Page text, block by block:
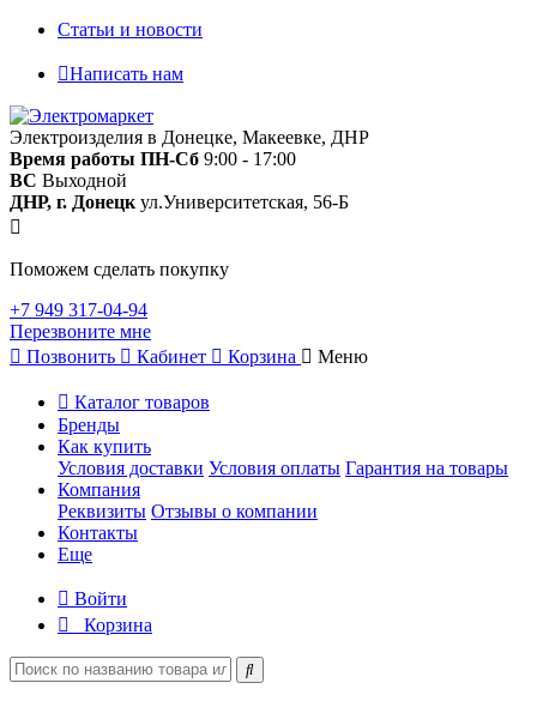
Статьи и новости
Написать нам
Электроизделия в Донецке, Макеевке, ДНР
Время работы ПН-Сб 9:00 - 17:00
ВС Выходной
ДНР, г. Донецк ул.Университетская, 56-Б
Поможем сделать покупку
+7 949 317-04-94
Перезвоните мне
Позвонить
Кабинет Корзина Меню
Каталог товаров
Бренды
Как купить
Условия доставки Условия оплаты Гарантия на товары
Компания
Реквизиты Отзывы о компании
Контакты
Еще
Войти
Корзина